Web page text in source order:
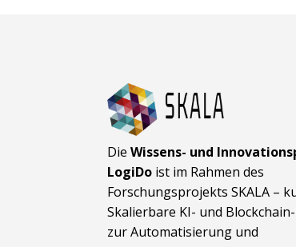
DieWissens- und
LogiDo ist im Rahmen des
Forschungsprojekts SKALA –
Skalierbare KI- und
zur Automatisierung und